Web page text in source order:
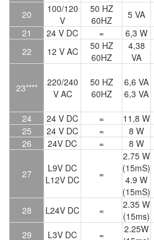
20
100/120
V
50 HZ
60HZ
5 VA
21
24 V DC = 6,3 W
22
12 V AC
50 HZ
60HZ
4,38
VA
23****
220/240
V AC
50 HZ
60HZ
6,6 VA
6,3 VA
24 24 V DC = 11,8 W
25
24 V DC = 8 W
26
24V DC = 8 W
27
L9V DC
L12V DC
=
2.75 W
(15mS)
4.9 W
(15mS)
28 L24V DC =
2.35 W
(15ms)
29 L3V DC =
2.25W